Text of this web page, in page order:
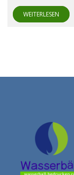
WEITERLESEN